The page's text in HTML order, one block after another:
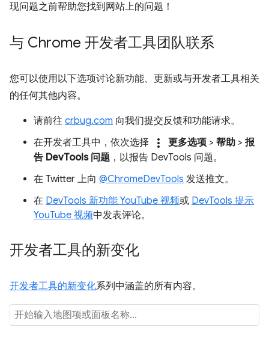
现问题之前帮助您找到网站上的问题！
与 Chrome 开发者工具团队联系
您可以使用以下选项讨论新功能、更新或与开发者工具相关
的任何其他内容。
请前往 crbug.com 向我们提交反馈和功能请求。
在开发者工具中，依次选择
more_vert 更多选项 > 帮助 > 报
告 DevTools 问题 ，以报告 DevTools 问题。
在 Twitter 上向 @ChromeDevTools 发送推文。
在 DevTools 新功能 YouTube 视频或 DevTools 提示
YouTube 视频中发表评论。
开发者工具的新变化
开发者工具的新变化系列中涵盖的所有内容。